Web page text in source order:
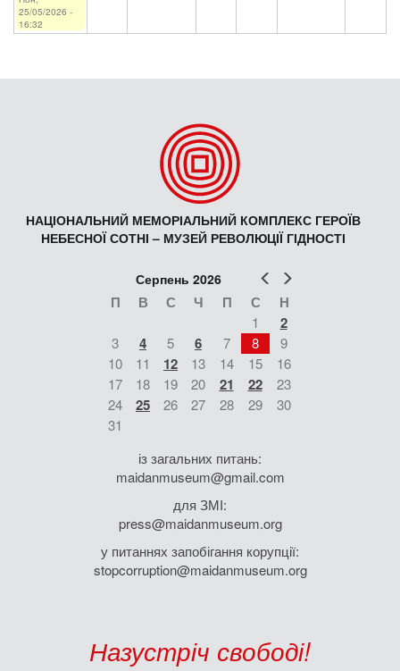
25/05/2026 -
16:32
НАЦІОНАЛЬНИЙ МЕМОРІАЛЬНИЙ КОМПЛЕКС ГЕРОЇВ
НЕБЕСНОЇ СОТНІ – МУЗЕЙ РЕВОЛЮЦІЇ ГІДНОСТІ
Попер
Серпень 2026
П В С Ч П С Н
1 2
3 4 5 6 7 8
9
10
11 12 13 14 15
16
17
18 19 20 21 22
23
24
25 26 27 28 29
30
31
із загальних питань:
maidanmuseum@gmail.com
для ЗМІ:
press@maidanmuseum.org
у питаннях запобігання корупції:
stopcorruption@maidanmuseum.org
Назустріч свободі!